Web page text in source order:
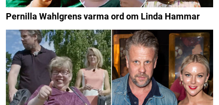
Pernilla Wahlgrens varma ord om Linda Hammar